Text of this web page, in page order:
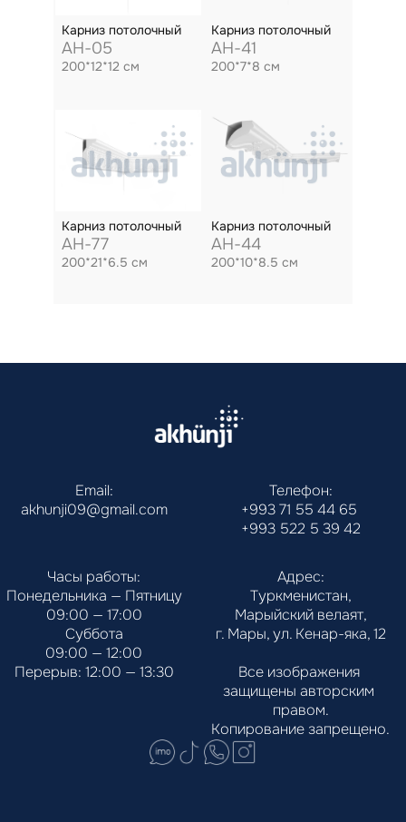
Карниз потолочный
AH-05
200*12*12 см
Карниз потолочный
AH-41
200*7*8 см
Карниз потолочный
AH-77
200*21*6.5 см
Карниз потолочный
AH-44
200*10*8.5 см
Email:
akhunji09@gmail.com
Телефон:
+993 71 55 44 65
+993 522 5 39 42
Часы работы:
Понедельника — Пятницу
09:00 — 17:00
Суббота
09:00 — 12:00
Перерыв: 12:00 — 13:30
Адрес:
Туркменистан,
Марыйский велаят,
г. Мары, ул. Кенар-яка, 12
Все изображения
защищены авторским
правом.
Копирование запрещено.